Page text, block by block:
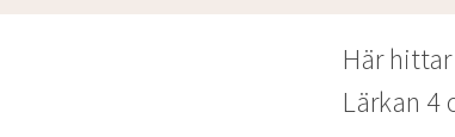
Här
Lärkan 4